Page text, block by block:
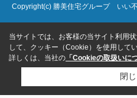
Copyright(c) 勝美住宅グループ いい
当サイトでは、お客様の当サイト利用
して、クッキー（Cookie）を使用してい
詳しくは、当社の 「Cookieの取扱いに
閉